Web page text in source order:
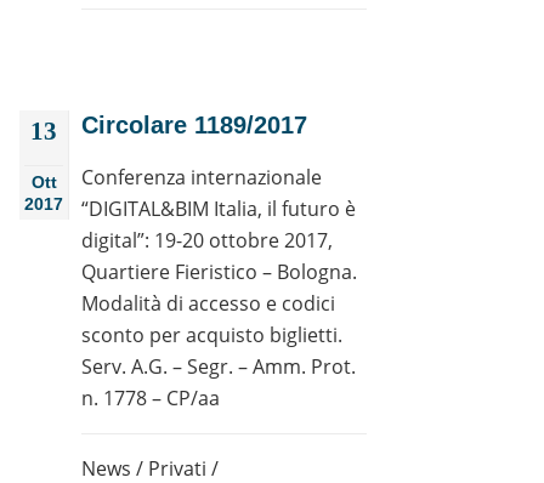
13
Ott
2017
Circolare 1189/2017
Conferenza internazionale
“DIGITAL&BIM Italia, il futuro è
digital”: 19-20 ottobre 2017,
Quartiere Fieristico – Bologna.
Modalità di accesso e codici
sconto per acquisto biglietti.
Serv. A.G. – Segr. – Amm. Prot.
n. 1778 – CP/aa
News / Privati /